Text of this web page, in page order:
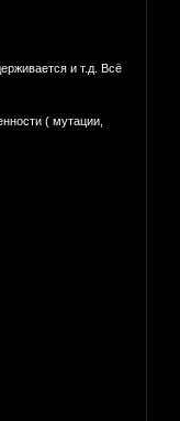
и т.д. Всё
( мутации,